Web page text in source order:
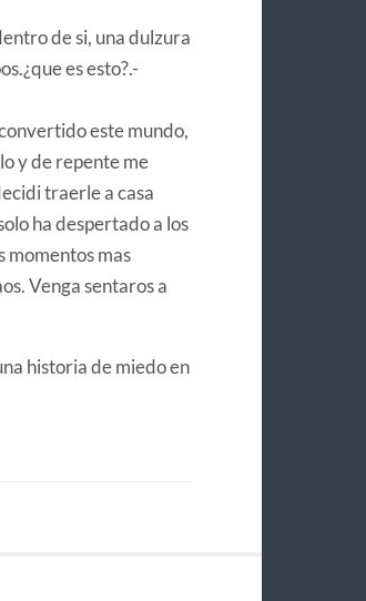
de si, una dulzura
es esto?.-
este mundo,
y de repente me
traerle a casa
ha despertado a los
momentos mas
Venga sentaros a
historia de miedo en